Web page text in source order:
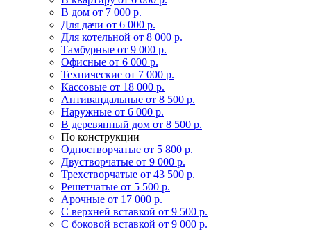
В дом от 7 000 р.
Для дачи от 6 000 р.
Для котельной от 8 000 р.
Тамбурные от 9 000 р.
Офисные от 6 000 р.
Технические от 7 000 р.
Кассовые от 18 000 р.
Антивандальные от 8 500 р.
Наружные от 6 000 р.
В деревянный дом от 8 500 р.
По конструкции
Одностворчатые от 5 800 р.
Двустворчатые от 9 000 р.
Трехстворчатые от 43 500 р.
Решетчатые от 5 500 р.
Арочные от 17 000 р.
С верхней вставкой от 9 500 р.
С боковой вставкой от 9 000 р.